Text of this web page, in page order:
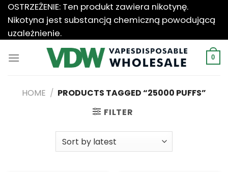
Przewiń
do
zawartości
OSTRZEŻENIE: Ten produkt zawiera nikotynę.
Nikotyna jest substancją chemiczną powodującą
uzależnienie.
0
HOME / PRODUCTS TAGGED “25000 PUFFS”
FILTER